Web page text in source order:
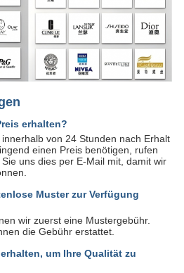
erhalten?
von 24 Stunden nach Erhalt
einen Preis benötigen, rufen
uns dies per E-Mail mit, damit wir
Muster zur Verfügung
wir zuerst eine Mustergebühr.
die Gebühr erstattet.
um Ihre Qualität zu